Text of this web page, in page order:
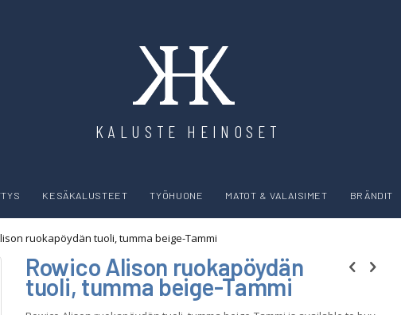
KALUSTE HEINOSET
KESÄKALUSTEET TYÖHUONE MATOT & VALAISIMET BRÄNDIT
ruokapöydän tuoli, tumma beige-Tammi
Rowico Alison ruokapöydän
tuoli, tumma beige-Tammi